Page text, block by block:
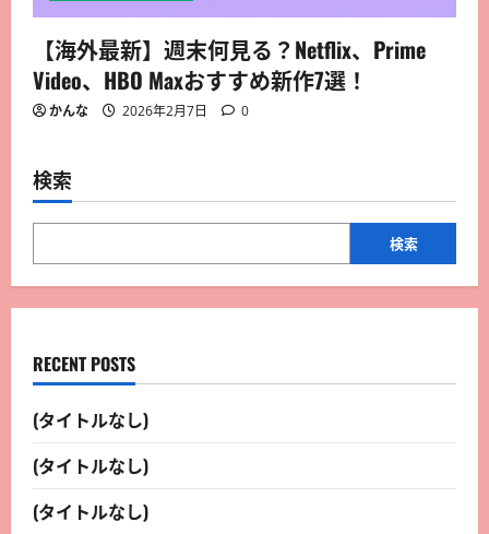
【海外最新】週末何見る？Netflix、Prime
Video、HBO Maxおすすめ新作7選！
かんな 2026年2月7日 0
検索
検索
RECENT POSTS
(タイトルなし)
(タイトルなし)
(タイトルなし)